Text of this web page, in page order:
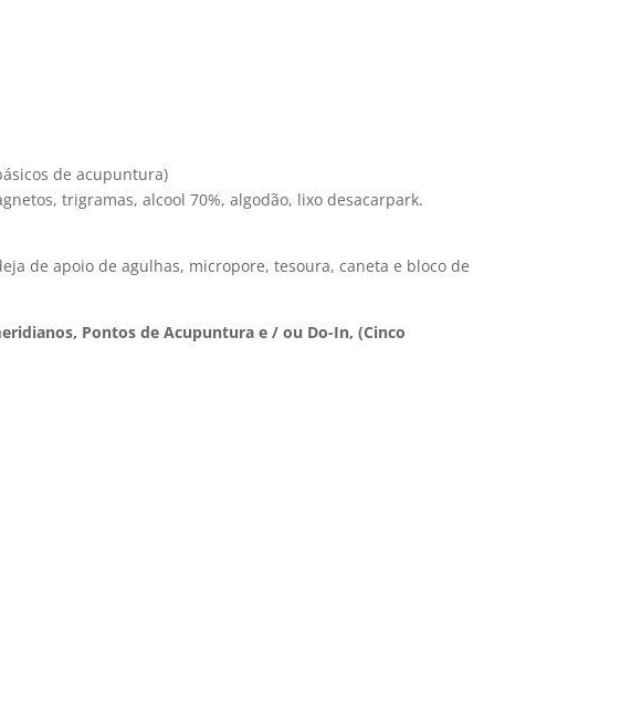
de acupuntura)
trigramas, alcool 70%, algodão, lixo desacarpark.
de apoio de agulhas, micropore, tesoura, caneta e bloco de
Pontos de Acupuntura e / ou Do-In, (Cinco